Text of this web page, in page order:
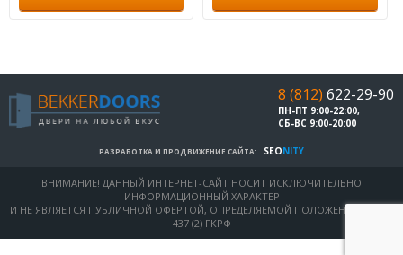
8 (812) 622-29-90
ПН-ПТ 9:00-22:00,
СБ-ВС 9:00-20:00
РАЗРАБОТКА И ПРОДВИЖЕНИЕ САЙТА: SEONITY
ВНИМАНИЕ! ДАННЫЙ ИНТЕРНЕТ-САЙТ НОСИТ ИСКЛЮЧИТЕЛЬНО
ИНФОРМАЦИОННЫЙ ХАРАКТЕР
И НЕ ЯВЛЯЕТСЯ ПУБЛИЧНОЙ ОФЕРТОЙ, ОПРЕДЕЛЯЕМОЙ ПОЛОЖЕНИЯМИ СТ.
437 (2) ГКРФ